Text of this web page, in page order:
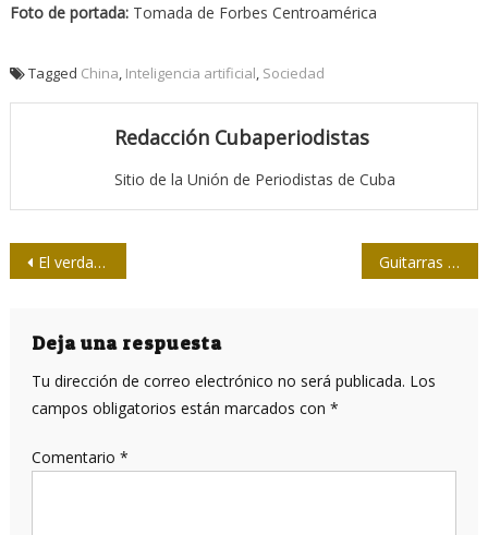
Foto de portada:Tomada de Forbes Centroamérica
Tagged China Inteligencia artificial Sociedad
Redacción Cubaperiodistas
Sitio de la Unión de Periodistas de Cuba
Navegación
entradas
El verdadero rol de Estados Unidos en el golpe de 1973 Guitarras en dos tempos: el poder seductor de las manos
Deja una respuesta
Tu dirección de correo electrónico no será publicada. Los
campos obligatorios están marcados con *
Comentario *